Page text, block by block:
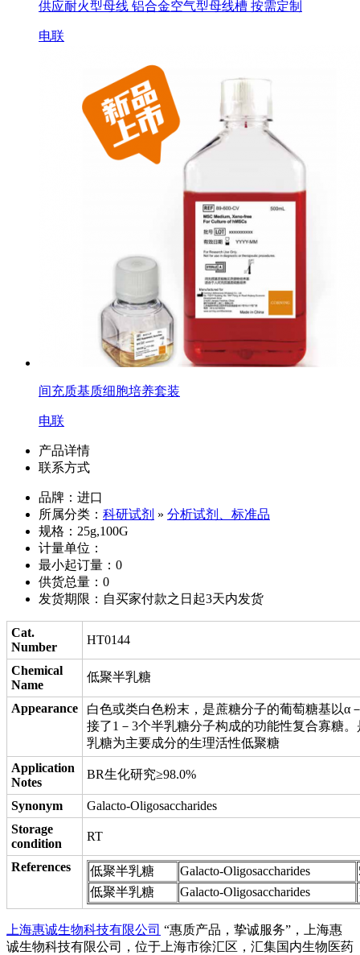
供应耐火型母线 铝合金空气型母线槽 按需定制
电联
间充质基质细胞培养套装
电联
产品详情
联系方式
品牌：进口
所属分类： 科研试剂 » 分析试剂、标准品
规格：25g,100G
计量单位：
最小起订量：0
供货总量：0
发货期限：自买家付款之日起3天内发货
Cat.
Number
HT0144
Chemical
Name
低聚半乳糖
Appearance
白色或类白色粉末，是蔗糖分子的葡萄糖基以α
接了1－3个半乳糖分子构成的功能性复合寡糖
乳糖为主要成分的生理活性低聚糖
Application
Notes
BR生化研究≥98.0%
Synonym
Galacto-Oligosaccharides
Storage
condition
RT
References 低聚半乳糖 Galacto-Oligosaccharides
低聚半乳糖
Galacto-Oligosaccharides
上海惠诚生物科技有限公司 “惠质产品，挚诚服务”，上海惠
诚生物科技有限公司，位于上海市徐汇区，汇集国内生物医药